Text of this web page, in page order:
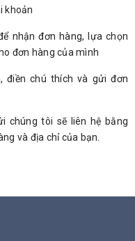
khoản
nhận đơn hàng, lựa chọn
đơn hàng của mình
điền chú thích và gửi đơn
chúng tôi sẽ liên hệ bằng
và địa chỉ của bạn.